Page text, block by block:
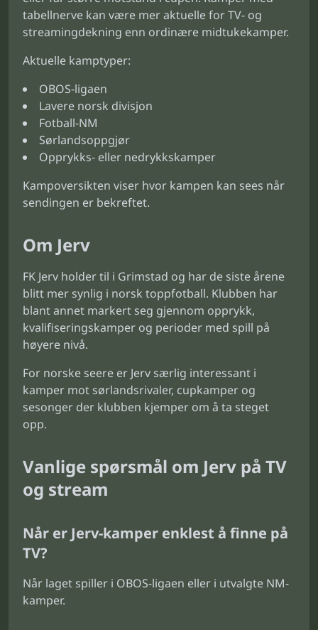
tabellnerve kan være mer aktuelle for TV- og
streamingdekning enn ordinære midtukekamper.
Aktuelle kamptyper:
OBOS-ligaen
Lavere norsk divisjon
Fotball-NM
Sørlandsoppgjør
Opprykks- eller nedrykkskamper
Kampoversikten viser hvor kampen kan sees når
sendingen er bekreftet.
Om Jerv
FK Jerv holder til i Grimstad og har de siste årene
blitt mer synlig i norsk toppfotball. Klubben har
blant annet markert seg gjennom opprykk,
kvalifiseringskamper og perioder med spill på
høyere nivå.
For norske seere er Jerv særlig interessant i
kamper mot sørlandsrivaler, cupkamper og
sesonger der klubben kjemper om å ta steget
opp.
Vanlige spørsmål om Jerv på TV
og stream
Når er Jerv-kamper enklest å finne på
TV?
Når laget spiller i OBOS-ligaen eller i utvalgte NM-
kamper.